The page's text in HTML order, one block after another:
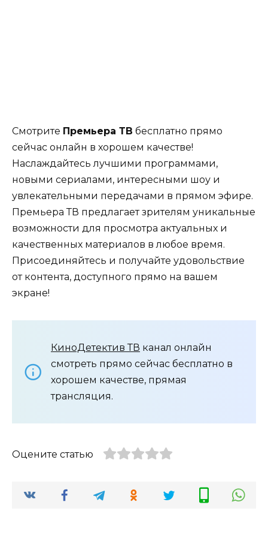
Смотрите Премьера ТВ бесплатно прямо
сейчас онлайн в хорошем качестве!
Наслаждайтесь лучшими программами,
новыми сериалами, интересными шоу и
увлекательными передачами в прямом эфире.
Премьера ТВ предлагает зрителям уникальные
возможности для просмотра актуальных и
качественных материалов в любое время.
Присоединяйтесь и получайте удовольствие
от контента, доступного прямо на вашем
экране!
КиноДетектив ТВ канал онлайн
смотреть прямо сейчас бесплатно в
хорошем качестве, прямая
трансляция.
Оцените статью